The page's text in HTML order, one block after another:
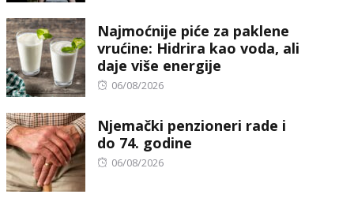
Najmoćnije piće za paklene
vrućine: Hidrira kao voda, ali
daje više energije
Posted
06/08/2026
Njemački penzioneri rade i
do 74. godine
Posted
06/08/2026